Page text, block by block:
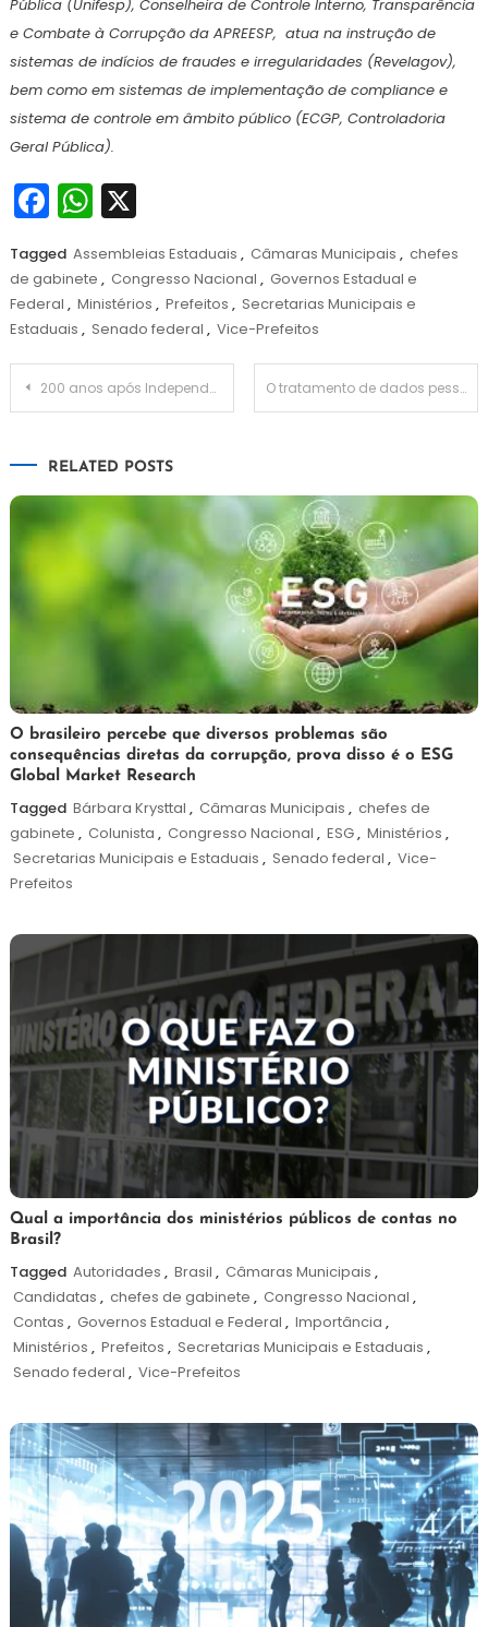
Pública (Unifesp), Conselheira de Controle Interno, Transparência
e Combate à Corrupção da APREESP, atua na instrução de
sistemas de indícios de fraudes e irregularidades (Revelagov),
bem como em sistemas de implementação de compliance e
sistema de controle em âmbito público (ECGP, Controladoria
Geral Pública).
Facebook
WhatsApp
X
Tagged Assembleias Estaduais , Câmaras Municipais , chefes
de gabinete , Congresso Nacional , Governos Estadual e
Federal , Ministérios , Prefeitos , Secretarias Municipais e
Estaduais , Senado federal , Vice-Prefeitos
Navegação
200 anos após Independência, Brasil ainda não é autônomo no comércio mundial O tratamento de dados pessoais e sua aplicação no Poder Público: União, Estados e Municípios
RELATED POSTS
8
de
janeiro
de
2025
Redação
O brasileiro percebe que diversos problemas são
consequências diretas da corrupção, prova disso é o ESG
Global Market Research
Tagged Bárbara Krysttal , Câmaras Municipais , chefes de
gabinete , Colunista , Congresso Nacional , ESG, Ministérios ,
Secretarias Municipais e Estaduais , Senado federal , Vice-
Prefeitos
11
de
dezembro
de
2024
Redação
Qual a importância dos ministérios públicos de contas no
Brasil?
Tagged Autoridades , Brasil , Câmaras Municipais ,
Candidatas , chefes de gabinete , Congresso Nacional ,
Contas , Governos Estadual e Federal , Importância ,
Ministérios , Prefeitos , Secretarias Municipais e Estaduais ,
Senado federal , Vice-Prefeitos